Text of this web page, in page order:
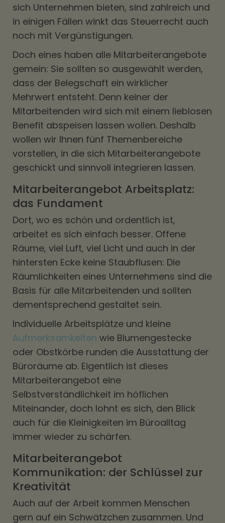
sich Unternehmen bieten, sind zahlreich und
in einigen Fällen winkt das Steuerrecht auch
noch mit Vergünstigungen.
Doch eines haben alle Mitarbeiterangebote
gemein: Sie sollten so ausgewählt werden,
dass der Belegschaft ein wirklicher
Mehrwert entsteht. Denn keiner der
Mitarbeitenden wird sich mit einem lieblosen
Benefit abspeisen lassen wollen. Deshalb
wollen wir Ihnen fünf Themenbereiche
vorstellen, in die sich Mitarbeiterangebote
geschickt und sinnvoll integrieren lassen.
Mitarbeiterangebot Arbeitsplatz:
das Fundament
Dort, wo es schön und ordentlich ist,
arbeitet es sich einfach besser. Offene
Räume, viel Luft, viel Licht und auch in der
hintersten Ecke keine Staubflusen: Die
Räumlichkeiten eines Unternehmens sind die
Basis für alle Mitarbeitenden und sollten
dementsprechend gestaltet sein.
Individuelle Arbeitsplätze und kleine
Aufmerksamkeiten wie Blumengestecke
oder Obstkörbe runden die Ausstattung der
Büroräume ab. Eigentlich ist dieses
Mitarbeiterangebot eine
Selbstverständlichkeit im höflichen
Miteinander, doch lohnt es sich, den Blick
auch für die Kleinigkeiten im Büroalltag
immer wieder zu schärfen.
Mitarbeiterangebot
Kommunikation: der Schlüssel zur
Kreativität
Auch auf der Arbeit kommen Menschen
gern auf ein Schwätzchen zusammen. Und